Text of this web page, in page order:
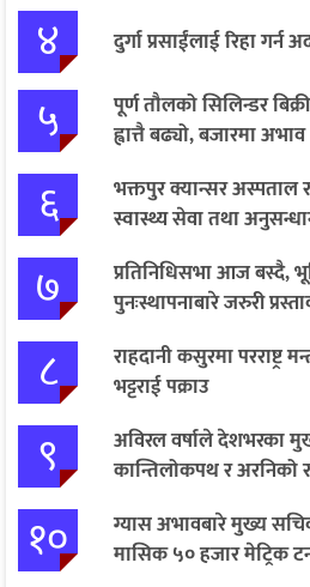
४ दुर्गा प्रसाईंलाई रिहा
५
पूर्ण तौलको सिलिन्डर
ह्वात्तै बढ्यो, बजारमा अभाव
६
भक्तपुर क्यान्सर
स्वास्थ्य सेवा तथा
७
प्रतिनिधिसभा आज बस्दै,
पुनःस्थापनाबारे जरुरी
८
राहदानी कसुरमा परराष्ट्र
भट्टराई पक्राउ
९
अविरल वर्षाले देशभरका
कान्तिलोकपथ र अरनिको
१०
ग्यास अभावबारे मुख्य
मासिक ५० हजार मेट्रिक